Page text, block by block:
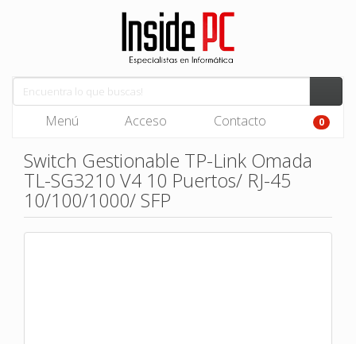
Menú Acceso Contacto 0
Switch Gestionable TP-Link Omada
TL-SG3210 V4 10 Puertos/ RJ-45
10/100/1000/ SFP